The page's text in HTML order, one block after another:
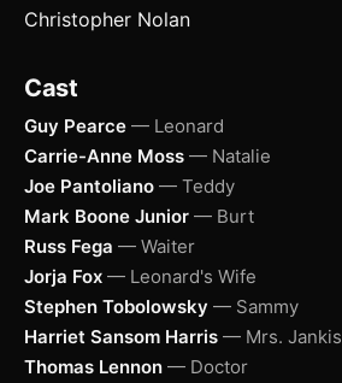
Christopher Nolan
Cast
Guy Pearce — Leonard
Carrie-Anne Moss — Natalie
Joe Pantoliano — Teddy
Mark Boone Junior — Burt
Russ Fega — Waiter
Jorja Fox — Leonard's Wife
Stephen Tobolowsky — Sammy
Harriet Sansom Harris — Mrs. Jankis
Thomas Lennon — Doctor